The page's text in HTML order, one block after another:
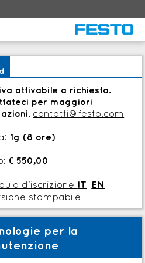
attivabile a richiesta.
per maggiori
contatti@festo.com
1g (8 ore)
€ 550,00
d'iscrizione IT EN
stampabile
per la